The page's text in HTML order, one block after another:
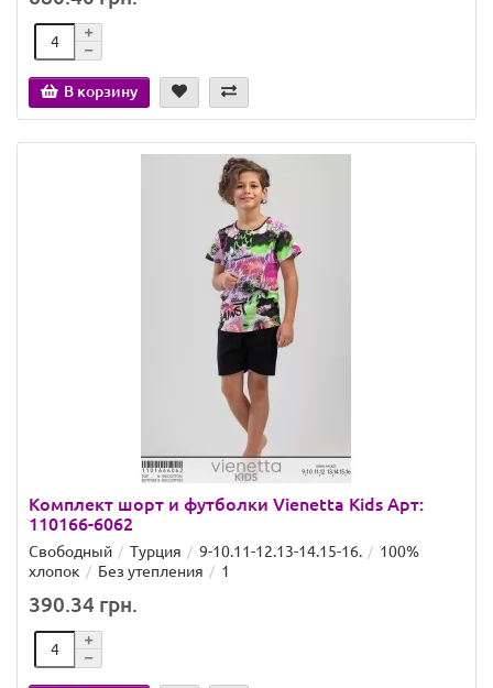
В корзину
Комплект шорт и футболки Vienetta Kids Арт:
110166-6062
Свободный Турция 9-10.11-12.13-14.15-16.
100%
хлопок
Без утепления 1
390.34 грн.